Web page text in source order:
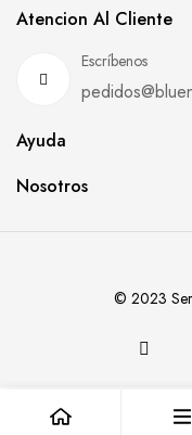
Atencion Al Cliente
Escríbenos
Ayuda
Nosotros
© 2023